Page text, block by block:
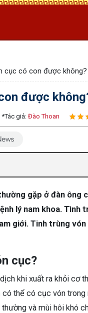
cục có con được
được
*Tác giả: Đào Thoan
gặp ở đàn ông
lý nam khoa.
giới. Tinh trùng
cục?
khi xuất ra khỏi cơ
thể có cục vón
và mùi hôi khó